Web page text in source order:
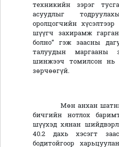
техникийн зэрэг
асуудлыг
оролцогчийн
шүүгч захирамж
болно” гэж заасны
талуудын маргааны
шинжээч томилсон нь
зөрчөөгүй.
Мөн анхан шатны
бичгийн нотлох
шүүхэд хянан
40.2 дахь хэсэгт
бодитойгоор